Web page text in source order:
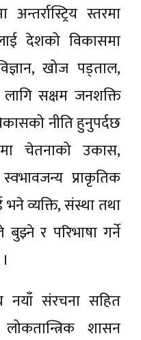
स्तरमा
देशको विकासमा
खोज पड्ताल,
सक्षम जनशक्ति
नीति हुनुपर्दछ
चेतनाको उकास,
प्राकृतिक
व्यक्ति, संस्था तथा
र परिभाषा गर्ने
नयाँ संरचना सहित
शासन